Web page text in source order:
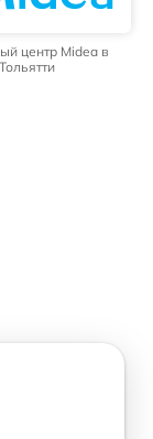
центр Midea в
Тольятти